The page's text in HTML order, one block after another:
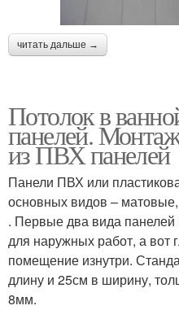
читать дальше →
Потолок в
панелей.
из ПВХ панелей
Панели ПВХ или
основных видов –
. Первые два вида
для наружных работ, а
помещение изнутри.
длину и 25см в ширину,
8мм.